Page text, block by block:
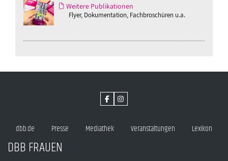
Weitere Publikationen
Flyer, Dokumentation, Fachbroschüren u.a.
dbb.de Presse Mediathek Veranstaltungen Lexikon
DBB FRAUEN